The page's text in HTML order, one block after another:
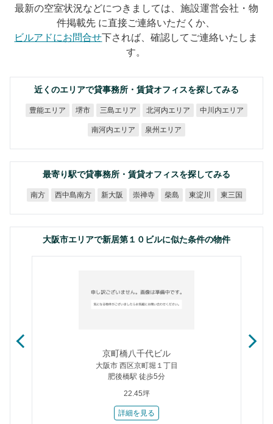
最新の空室状況などにつきましては、施設運営会社・物
件掲載先 に直接ご連絡いただくか、
ビルアドにお問合せ下されば、確認してご連絡いたしま
す。
近くのエリアで貸事務所・賃貸オフィスを探してみる
豊能エリア 堺市 三島エリア 北河内エリア 中川内エリア
南河内エリア 泉州エリア
最寄り駅で貸事務所・賃貸オフィスを探してみる
南方 西中島南方 新大阪 崇禅寺 柴島 東淀川 東三国
大阪市エリアで新居第１０ビルに似た条件の物件
京町橋八千代ビル
大阪市 西区京町堀１丁目
肥後橋駅 徒歩5分
22.45坪
詳細を見る